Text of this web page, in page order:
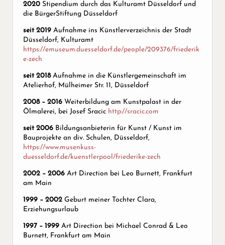
2020Stipendium durch das Kulturamt Düsseldorf und
die BürgerStiftung Düsseldorf
seit 2019Aufnahme ins Künstlerverzeichnis der Stadt
Düsseldorf, Kulturamt
https://emuseum.duesseldorf.de/people/209376/friederik
e-zech
seit 2018Aufnahme in die Künstlergemeinschaft im
Atelierhof, Mülheimer Str. 11, Düsseldorf
2008 – 2016Weiterbildung am Kunstpalast in der
Ölmalerei, bei Josef Sracic http://sracic.com
seit 2006Bildungsanbieterin für Kunst / Kunst im
Bauprojekte an div. Schulen, Düsseldorf,
https://www.musenkuss-
duesseldorf.de/kuenstlerpool/friederike-zech
2002 – 2006Art Direction bei Leo Burnett, Frankfurt
am Main
1999 – 2002Geburt meiner Tochter Clara,
Erziehungsurlaub
1997 – 1999Art Direction bei Michael Conrad & Leo
Burnett, Frankfurt am Main